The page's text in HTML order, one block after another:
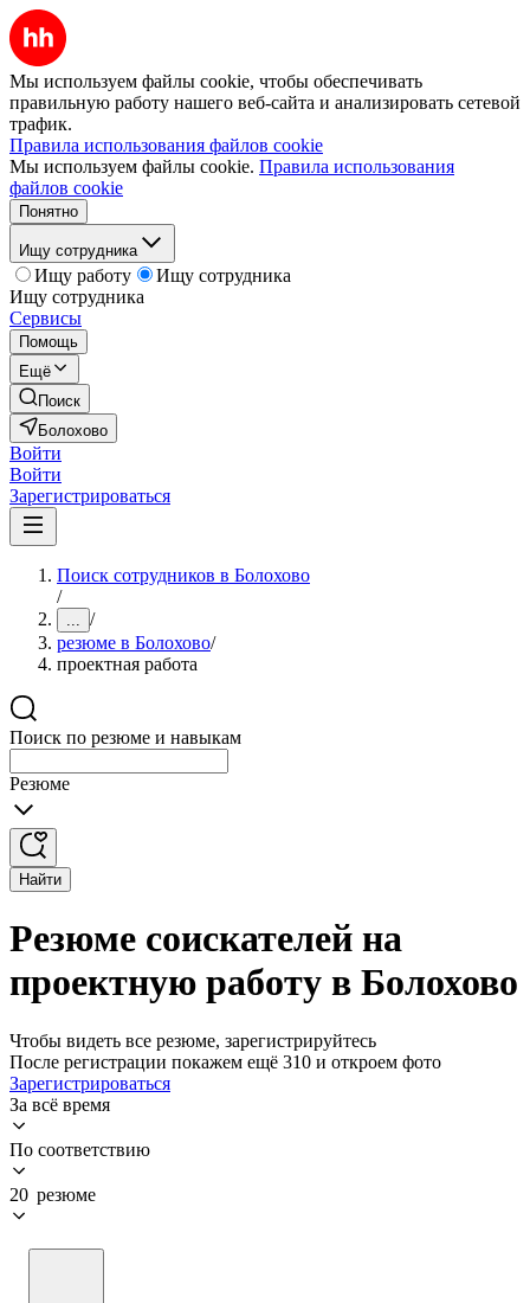
Мы используем файлы cookie, чтобы обеспечивать
правильную работу нашего веб-сайта и анализировать сетевой
трафик.
Правила использования файлов cookie
Мы используем файлы cookie. Правила использования
файлов cookie
Понятно
Ищу сотрудника
Ищу работу
Ищу сотрудника
Ищу сотрудника
Сервисы
Помощь
Ещё
Поиск
Болохово
Войти
Войти
Зарегистрироваться
Поиск сотрудников в Болохово
/
... /
резюме в Болохово/
проектная работа
Поиск по резюме и навыкам
Резюме
Найти
Резюме соискателей на
проектную работу в Болохово
Чтобы видеть все резюме, зарегистрируйтесь
После регистрации покажем ещё 310 и откроем фото
Зарегистрироваться
За всё время
По соответствию
20 резюме